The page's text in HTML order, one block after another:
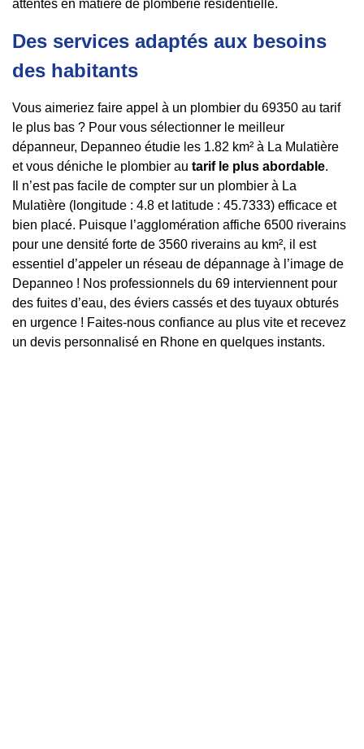
attentes en matière de plomberie résidentielle.
Des services adaptés aux besoins
des habitants
Vous aimeriez faire appel à un plombier du 69350 au tarif
le plus bas ? Pour vous sélectionner le meilleur
dépanneur, Depanneo étudie les 1.82 km² à La Mulatière
et vous déniche le plombier au tarif le plus abordable.
Il n’est pas facile de compter sur un plombier à La
Mulatière (longitude : 4.8 et latitude : 45.7333) efficace et
bien placé. Puisque l’agglomération affiche 6500 riverains
pour une densité forte de 3560 riverains au km², il est
essentiel d’appeler un réseau de dépannage à l’image de
Depanneo ! Nos professionnels du 69 interviennent pour
des fuites d’eau, des éviers cassés et des tuyaux obturés
en urgence ! Faites-nous confiance au plus vite et recevez
un devis personnalisé en Rhone en quelques instants.